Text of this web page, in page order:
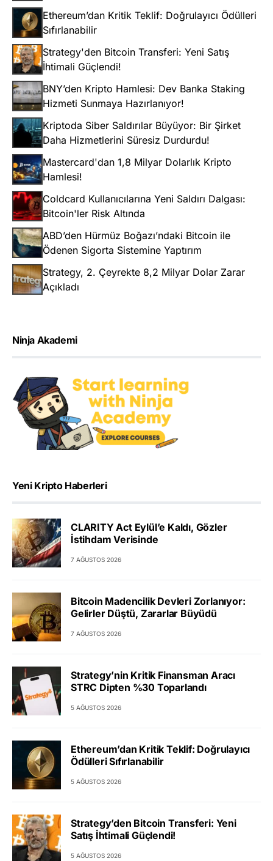
Ethereum’dan Kritik Teklif: Doğrulayıcı Ödülleri
Sıfırlanabilir
Strategy'den Bitcoin Transferi: Yeni Satış
İhtimali Güçlendi!
BNY’den Kripto Hamlesi: Dev Banka Staking
Hizmeti Sunmaya Hazırlanıyor!
Kriptoda Siber Saldırılar Büyüyor: Bir Şirket
Daha Hizmetlerini Süresiz Durdurdu!
Mastercard'dan 1,8 Milyar Dolarlık Kripto
Hamlesi!
Coldcard Kullanıcılarına Yeni Saldırı Dalgası:
Bitcoin'ler Risk Altında
ABD’den Hürmüz Boğazı’ndaki Bitcoin ile
Ödenen Sigorta Sistemine Yaptırım
Strategy, 2. Çeyrekte 8,2 Milyar Dolar Zarar
Açıkladı
Ninja Akademi
Yeni Kripto Haberleri
CLARITY Act Eylül’e Kaldı, Gözler
İstihdam Verisinde
7 AĞUSTOS 2026
Bitcoin Madencilik Devleri Zorlanıyor:
Gelirler Düştü, Zararlar Büyüdü
7 AĞUSTOS 2026
Strategy’nin Kritik Finansman Aracı
STRC Dipten %30 Toparlandı
5 AĞUSTOS 2026
Ethereum’dan Kritik Teklif: Doğrulayıcı
Ödülleri Sıfırlanabilir
5 AĞUSTOS 2026
Strategy’den Bitcoin Transferi: Yeni
Satış İhtimali Güçlendi!
5 AĞUSTOS 2026